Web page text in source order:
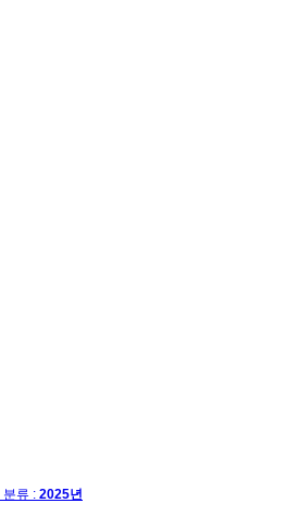
분류 : 2025년